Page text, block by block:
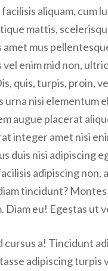
aliquam, cum
mattis,
mus
vel enim mid non,
quis, turpis, proin,
nisi elementum
augue placerat
integer amet nisi
duis nisi adipiscing
adipiscing non,
tincidunt?
Diam eu! Egestas ut
cursus a! Tincidunt
adipiscing turpis